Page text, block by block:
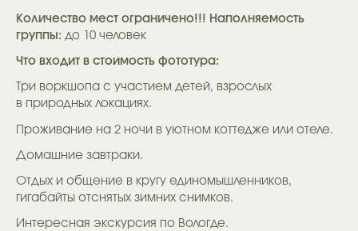
Количество мест ограничено!!! Наполняемость
группы: до 10 человек
Что входит в стоимость фототура:
Три воркшопа с участием детей, взрослых
в природных локациях.
Проживание на 2 ночи в уютном коттедже или отеле.
Домашние завтраки.
Отдых и общение в кругу единомышленников,
гигабайты отснятых зимних снимков.
Интересная экскурсия по Вологде.